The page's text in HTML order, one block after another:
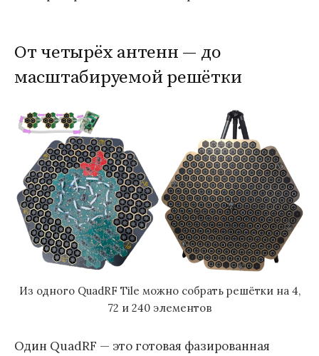
От четырёх антенн — до
масштабируемой решётки
Из одного QuadRF Tile можно собрать решётки на 4,
72 и 240 элементов
Один QuadRF — это готовая фазированная